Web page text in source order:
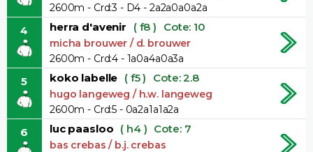
2600m - Crd:3 - D4 - 2a2a0a0a2a
4 herra d'avenir ( f8 ) Cote: 10
micha brouwer / d. brouwer
2600m - Crd:4 - 1a0a4a0a3a
5 koko labelle ( f5 ) Cote: 2.8
hugo langeweg / h.w. langeweg
2600m - Crd:5 - 0a2a1a1a2a
6 luc paasloo ( h4 ) Cote: 7
bas crebas / b.j. crebas